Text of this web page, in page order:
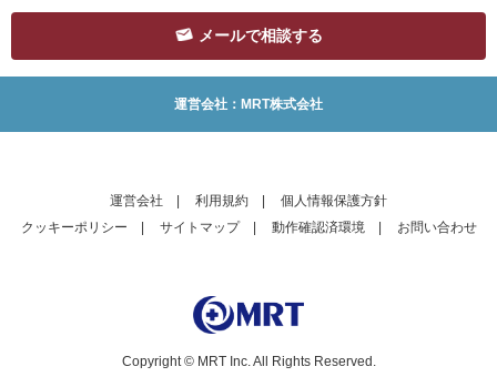
メールで相談する
運営会社：MRT株式会社
運営会社 利用規約
個人情報保護方針
クッキーポリシー
サイトマップ| 動作確認済環境| お問い合わせ
Copyright © MRT Inc. All Rights Reserved.